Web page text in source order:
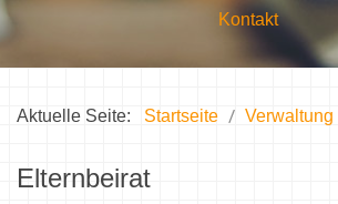
Kontakt
Aktuelle Seite: Startseite Verwaltung
Elternbeirat